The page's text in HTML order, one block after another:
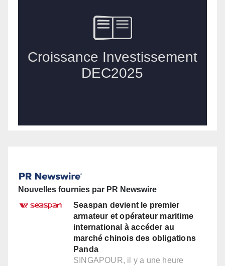
Nouvelles fournies par PR Newswire
Seaspan devient le premier
armateur et opérateur maritime
international à accéder au
marché chinois des obligations
Panda
SINGAPOUR, il y a une heure